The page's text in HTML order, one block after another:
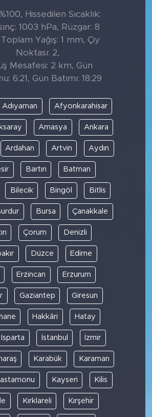
Hissedilen Sıcaklık:
1003 hPa, Rüzgar: 8
Yağış: 1 mm, Çiy
Noktası: 2,
Mesafesi: 2 km, Gün
6:21, Gün Batımı: 18:29
Adıyaman Afyonkarahisar
Amasya Ankara
Ardahan Artvin Aydın
Bartın Batman
Bilecik Bingöl Bitlis
Bursa Çanakkale
Çorum Denizli
Düzce Edirne
Erzincan Erzurum
Gaziantep Giresun
Hakkâri Hatay
Isparta İstanbul İzmir
Karabük Karaman
Kayseri Kilis
Kırklareli Kırşehir